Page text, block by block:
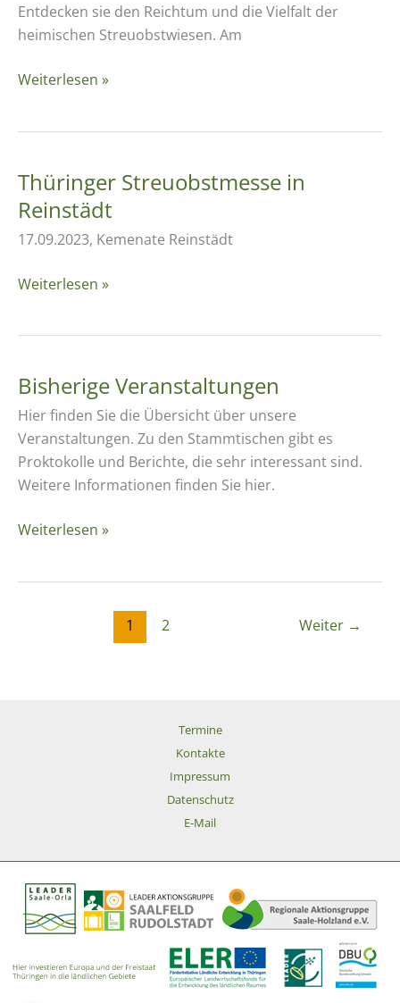
Entdecken sie den Reichtum und die Vielfalt der
heimischen Streuobstwiesen. Am
Streuobstmesse
Weiterlesen »
Thüringer Streuobstmesse in
Reinstädt
17.09.2023, Kemenate Reinstädt
Thüringer
Weiterlesen »
Bisherige Veranstaltungen
Hier finden Sie die Übersicht über unsere
Veranstaltungen. Zu den Stammtischen gibt es
Proktokolle und Berichte, die sehr interessant sind.
Weitere Informationen finden Sie hier.
Bisherige
Weiterlesen »
1 2 Weiter →
Termine
Kontakte
Impressum
Datenschutz
E-Mail